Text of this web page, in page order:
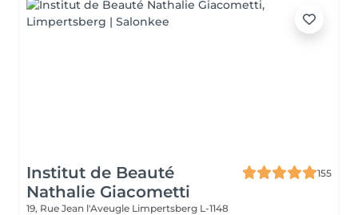
Institut de Beauté
Nathalie Giacometti
155
19, Rue Jean l'Aveugle Limpertsberg L-1148